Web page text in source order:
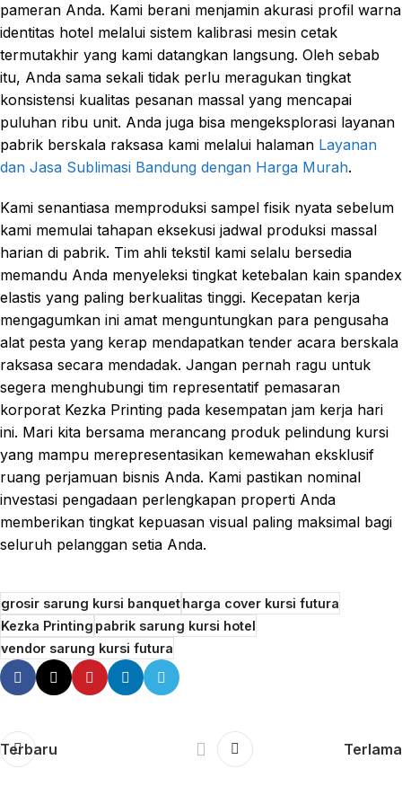
pameran Anda. Kami berani menjamin akurasi profil warna
identitas hotel melalui sistem kalibrasi mesin cetak
termutakhir yang kami datangkan langsung. Oleh sebab
itu, Anda sama sekali tidak perlu meragukan tingkat
konsistensi kualitas pesanan massal yang mencapai
puluhan ribu unit. Anda juga bisa mengeksplorasi layanan
pabrik berskala raksasa kami melalui halaman Layanan
dan Jasa Sublimasi Bandung dengan Harga Murah.
Kami senantiasa memproduksi sampel fisik nyata sebelum
kami memulai tahapan eksekusi jadwal produksi massal
harian di pabrik. Tim ahli tekstil kami selalu bersedia
memandu Anda menyeleksi tingkat ketebalan kain spandex
elastis yang paling berkualitas tinggi. Kecepatan kerja
mengagumkan ini amat menguntungkan para pengusaha
alat pesta yang kerap mendapatkan tender acara berskala
raksasa secara mendadak. Jangan pernah ragu untuk
segera menghubungi tim representatif pemasaran
korporat Kezka Printing pada kesempatan jam kerja hari
ini. Mari kita bersama merancang produk pelindung kursi
yang mampu merepresentasikan kemewahan eksklusif
ruang perjamuan bisnis Anda. Kami pastikan nominal
investasi pengadaan perlengkapan properti Anda
memberikan tingkat kepuasan visual paling maksimal bagi
seluruh pelanggan setia Anda.
grosir sarung kursi banquetharga cover kursi futura
Kezka Printingpabrik sarung kursi hotel
vendor sarung kursi futura
Terbaru Terlama